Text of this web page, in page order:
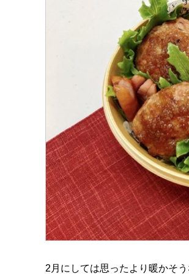
2月にしては思ったより暖かそ